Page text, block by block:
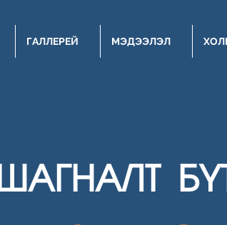
ГАЛЛЕРЕЙ МЭДЭЭЛЭЛ
АЛТ